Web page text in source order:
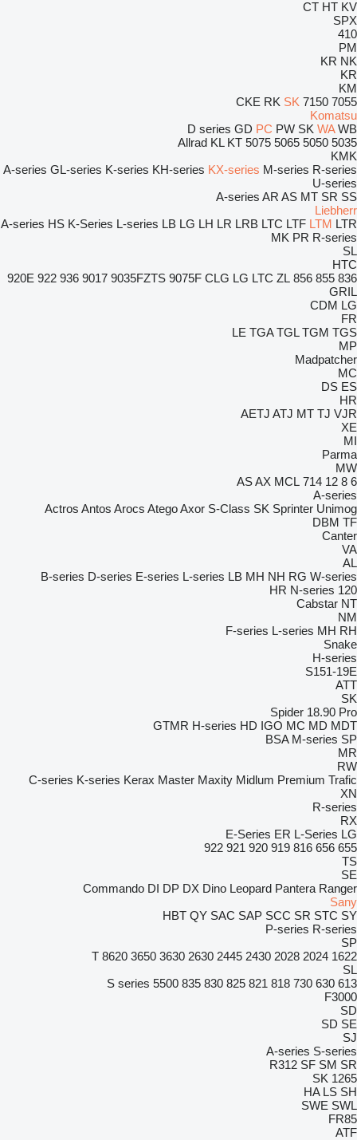
CT HT KV
SPX
410
PM
KR NK
KR
KM
7055
7150
CKE RK SK
Komatsu
D series GD PC PW SK WA WB
5035
5050
5065
5075
Allrad KL KT
KMK
A-series GL-series K-series KH-series KX-series M-series R-series
U-series
A-series AR AS MT SR SS
Liebherr
A-series HS K-Series L-series LB LG LH LR LRB LTC LTF LTM LTR
MK PR R-series
SL
HTC
836
855
856
920E 922 936 9017 9035FZTS 9075F CLG LG LTC ZL
GRIL
CDM LG
FR
LE TGA TGL TGM TGS
MP
Madpatcher
MC
DS ES
HR
AETJ ATJ MT TJ VJR
XE
MI
Parma
MW
6
8
12
714
ASAX MCL
A-series
Actros Antos Arocs AtegoAxor S-Class SK Sprinter Unimog
DBM TF
Canter
VA
AL
B-series D-series E-series L-series LB MH NH RG W-series
120
HR N-series
Cabstar NT
NM
F-series L-series MH RH
Snake
H-series
S151-19E
ATT
SK
Spider 18.90 Pro
GTMR H-series HD IGO MC MD MDT
BSA M-series SP
MR
RW
C-series K-series Kerax Master Maxity Midlum Premium Trafic
XN
R-series
RX
E-Series ER L-Series LG
655
656
816
919
920
921
922
TS
SE
Commando DI DP DX Dino Leopard Pantera Ranger
Sany
HBT QY SAC SAP SCC SR STC SY
P-series R-series
SP
1622
2024
2028
2430
2445
2630
3630
3650
8620 T
SL
613
630
730
818
821
825
830
835
5500
S series
F3000
SD
SD SE
SJ
A-series S-series
R312 SF SM SR
1265
SK
HA LS SH
SWE SWL
FR85
ATF